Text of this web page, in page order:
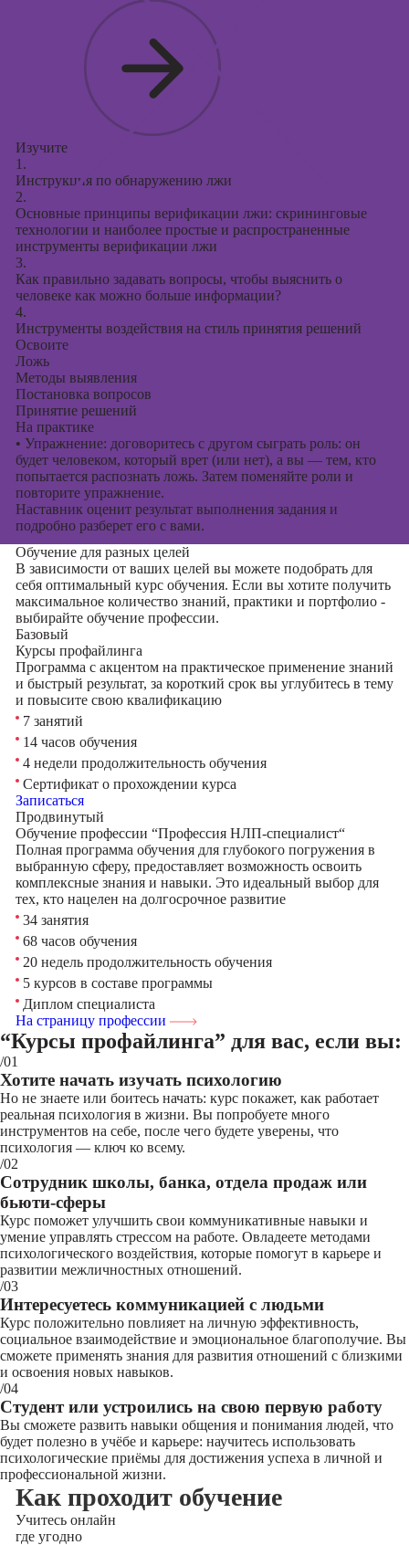
Изучите
1.
Инструкция по обнаружению лжи
2.
Основные принципы верификации лжи: скрининговые
технологии и наиболее простые и распространенные
инструменты верификации лжи
3.
Как правильно задавать вопросы, чтобы выяснить о
человеке как можно больше информации?
4.
Инструменты воздействия на стиль принятия решений
Освоите
Ложь
Методы выявления
Постановка вопросов
Принятие решений
На практике
• Упражнение: договоритесь с другом сыграть роль: он
будет человеком, который врет (или нет), а вы — тем, кто
попытается распознать ложь. Затем поменяйте роли и
повторите упражнение.
Наставник оценит результат выполнения задания и
подробно разберет его с вами.
Обучение для разных целей
В зависимости от ваших целей вы можете подобрать для
себя оптимальный курс обучения. Если вы хотите получить
максимальное количество знаний, практики и портфолио -
выбирайте обучение профессии.
Базовый
Курсы профайлинга
Программа с акцентом на практическое применение знаний
и быстрый результат, за короткий срок вы углубитесь в тему
и повысите свою квалификацию
7 занятий
14 часов обучения
4 недели продолжительность обучения
Сертификат о прохождении курса
Записаться
Продвинутый
Обучение профессии “Профессия НЛП-специалист“
Полная программа обучения для глубокого погружения в
выбранную сферу, предоставляет возможность освоить
комплексные знания и навыки. Это идеальный выбор для
тех, кто нацелен на долгосрочное развитие
34 занятия
68 часов обучения
20 недель продолжительность обучения
5 курсов в составе программы
Диплом специалиста
На страницу профессии
“Курсы профайлинга” для вас, если вы:
/01
Хотите начать изучать психологию
Но не знаете или боитесь начать: курс покажет, как работает
реальная психология в жизни. Вы попробуете много
инструментов на себе, после чего будете уверены, что
психология — ключ ко всему.
/02
Сотрудник школы, банка, отдела продаж или
бьюти-сферы
Курс поможет улучшить свои коммуникативные навыки и
умение управлять стрессом на работе. Овладеете методами
психологического воздействия, которые помогут в карьере и
развитии межличностных отношений.
/03
Интересуетесь коммуникацией с людьми
Курс положительно повлияет на личную эффективность,
социальное взаимодействие и эмоциональное благополучие. Вы
сможете применять знания для развития отношений с близкими
и освоения новых навыков.
/04
Студент или устроились на свою первую работу
Вы сможете развить навыки общения и понимания людей, что
будет полезно в учёбе и карьере: научитесь использовать
психологические приёмы для достижения успеха в личной и
профессиональной жизни.
Как проходит обучение
Учитесь онлайн
где угодно